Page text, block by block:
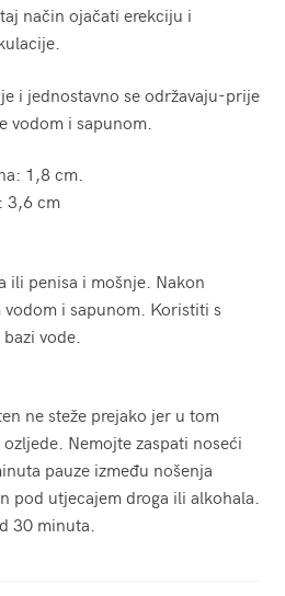
način ojačati erekciju i
i jednostavno se održavaju-prije
vodom i sapunom.
1,8 cm.
3,6 cm
ili penisa i mošnje. Nakon
i sapunom. Koristiti s
vode.
ne steže prejako jer u tom
Nemojte zaspati noseći
pauze između nošenja
pod utjecajem droga ili alkohala.
30 minuta.